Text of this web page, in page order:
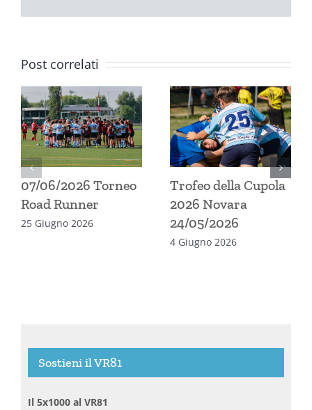
Post correlati
07/06/2026 Torneo
Road Runner
25 Giugno 2026
Trofeo della Cupola
2026 Novara
24/05/2026
4 Giugno 2026
Sostieni il VR81
Il 5x1000 al VR81